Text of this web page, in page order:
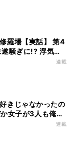
羅場【実話】 第4
騒ぎに!? 浮気で
職場で元カレと浮
連載
きじゃなかったの
女子が3人も俺の
連載